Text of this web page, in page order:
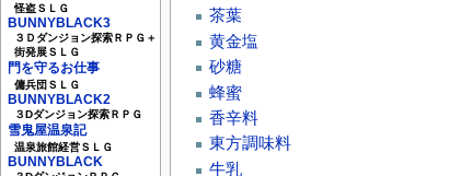
怪盗ＳＬＧ
BUNNYBLACK3
３Ｄダンジョン探索ＲＰＧ＋
街発展ＳＬＧ
門を守るお仕事
傭兵団ＳＬＧ
BUNNYBLACK2
３Dダンジョン探索ＲＰＧ
雪鬼屋温泉記
温泉旅館経営ＳＬＧ
BUNNYBLACK
茶葉
黄金塩
砂糖
蜂蜜
香辛料
東方調味料
牛乳